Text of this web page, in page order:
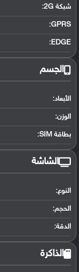
شبكة 2G:
GPRS:
EDGE:
الجسم
الأبعاد:
الوزن:
بطاقة SIM:
الشاشة
النوع:
الحجم:
الدقة:
الذاكرة